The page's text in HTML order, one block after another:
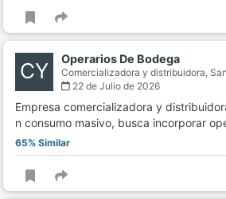
CY Operarios De Bodega
Comercializadora y distribuidora,
22 de Julio de 2026
Empresa comercializadora y
n consumo masivo, busca incorporar
65% Similar